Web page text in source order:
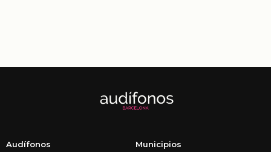
Audífonos Municipios